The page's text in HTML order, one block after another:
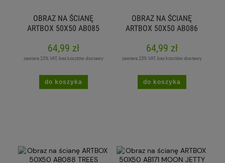
OBRAZ NA ŚCIANĘ
ARTBOX 50X50 AB085
64,99 zł
zawiera 23% VAT, bez kosztów dostawy
do koszyka
OBRAZ NA ŚCIANĘ
ARTBOX 50X50 AB086
64,99 zł
zawiera 23% VAT, bez kosztów dostawy
do koszyka